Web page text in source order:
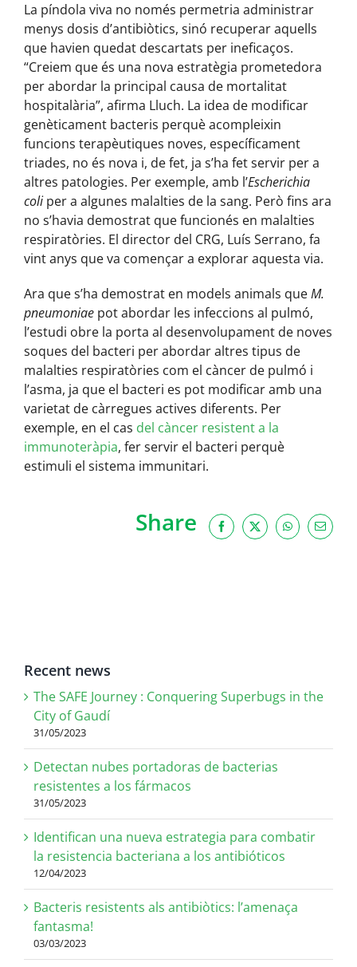
La píndola viva no només permetria administrar
menys dosis d’antibiòtics, sinó recuperar aquells
que havien quedat descartats per ineficaços.
“Creiem que és una nova estratègia prometedora
per abordar la principal causa de mortalitat
hospitalària”, afirma Lluch. La idea de modificar
genèticament bacteris perquè acompleixin
funcions terapèutiques noves, específicament
triades, no és nova i, de fet, ja s’ha fet servir per a
altres patologies. Per exemple, amb l’Escherichia
coli per a algunes malalties de la sang. Però fins ara
no s’havia demostrat que funcionés en malalties
respiratòries. El director del CRG, Luís Serrano, fa
vint anys que va començar a explorar aquesta via.
Ara que s’ha demostrat en models animals queM.
pneumoniae pot abordar les infeccions al pulmó,
l’estudi obre la porta al desenvolupament de noves
soques del bacteri per abordar altres tipus de
malalties respiratòries com el càncer de pulmó i
l’asma, ja que el bacteri es pot modificar amb una
varietat de càrregues actives diferents. Per
exemple, en el cas del càncer resistent a la
immunoteràpia, fer servir el bacteri perquè
estimuli el sistema immunitari.
Share Facebook
X WhatsApp
Email
Recent news
The SAFE Journey : Conquering Superbugs in the
City of Gaudí
31/05/2023
Detectan nubes portadoras de bacterias
resistentes a los fármacos
31/05/2023
Identifican una nueva estrategia para combatir
la resistencia bacteriana a los antibióticos
12/04/2023
Bacteris resistents als antibiòtics: l’amenaça
fantasma!
03/03/2023